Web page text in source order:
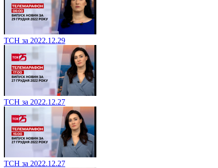
ТСН за 2022.12.29
ТСН за 2022.12.27
ТСН за 2022.12.27